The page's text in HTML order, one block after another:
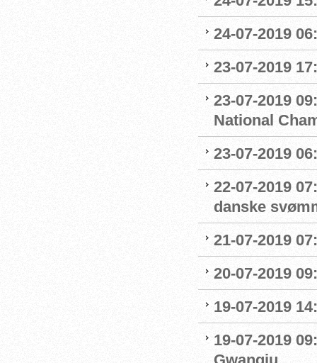
24-07-2019
23-07-2019
23-07-2019
National
23-07-2019
22-07-2019
danske
21-07-2019
20-07-2019
19-07-2019
19-07-2019